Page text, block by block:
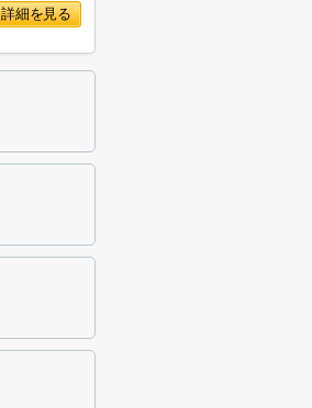
詳細を見る